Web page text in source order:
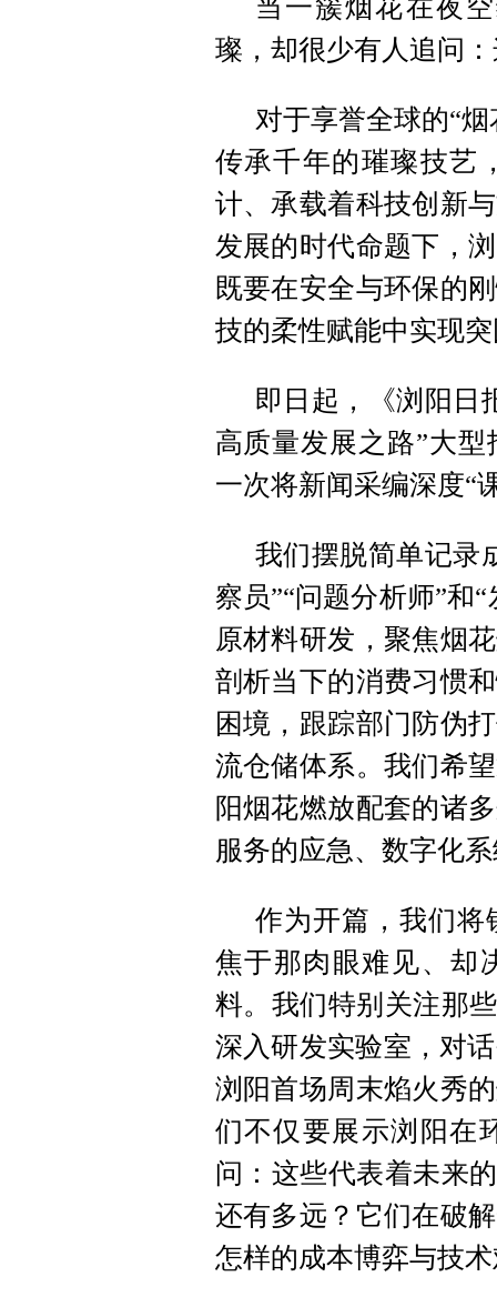
当一簇烟花在夜
璨，却很少有人追问
对于享誉全球的“
传承千年的璀璨技艺
计、承载着科技创新
发展的时代命题下，
既要在安全与环保的
技的柔性赋能中实现
即日起，《浏阳日
高质量发展之路”大
一次将新闻采编深度“
我们摆脱简单记录
察员”“问题分析师”和
原材料研发，聚焦烟
剖析当下的消费习惯
困境，跟踪部门防伪
流仓储体系。我们希
阳烟花燃放配套的诸
服务的应急、数字化
作为开篇，我们将
焦于那肉眼难见、
料。我们特别关注那
深入研发实验室，对
浏阳首场周末焰火秀
们不仅要展示浏阳在
问：这些代表着未来
还有多远？它们在破
怎样的成本博弈与技